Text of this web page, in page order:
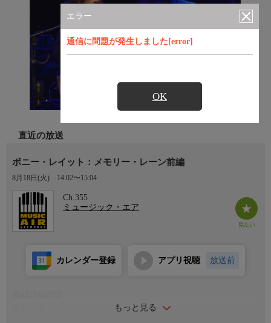
エラー
通信に問題が発生しました[error]
OK
直近の放送
ボニー・レイット：メモリー・レーン前編
8月18日(火) 14:02〜15:04
Ch.355
ミュージック・エア
もっと見る
カレンダー登録 アプリ視聴 放送前